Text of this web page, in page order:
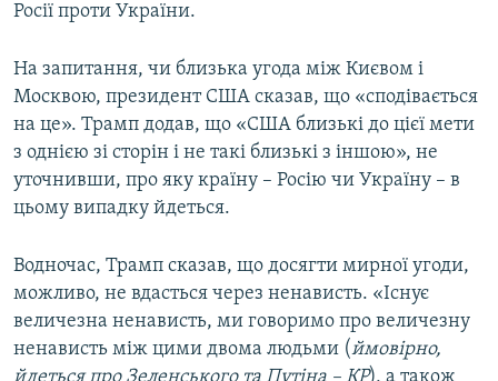
Росії проти України.
На запитання, чи близька угода між Києвом і
Москвою, президент США сказав, що «сподівається
на це». Трамп додав, що «США близькі до цієї мети
з однією зі сторін і не такі близькі з іншою», не
уточнивши, про яку країну – Росію чи Україну – в
цьому випадку йдеться.
Водночас, Трамп сказав, що досягти мирної угоди,
можливо, не вдасться через ненависть. «Існує
величезна ненависть, ми говоримо про величезну
ненависть між цими двома людьми (ймовірно,